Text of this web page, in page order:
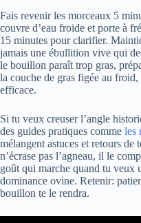
Fais revenir les morceaux 5
couvre d’eau froide et porte à
15 minutes pour clarifier.
jamais une ébullition vive qui
le bouillon paraît trop gras,
la couche de gras figée au froid,
efficace.
Si tu veux creuser l’angle
des guides pratiques comme les
mélangent astuces et retours de
n’écrase pas l’agneau, il le
goût qui marche quand tu veux
dominance ovine. Retenir:
bouillon te le rendra.